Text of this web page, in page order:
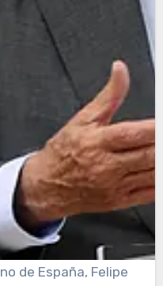
de España, Felipe